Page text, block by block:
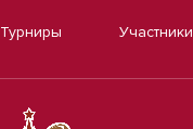
Турниры Участники